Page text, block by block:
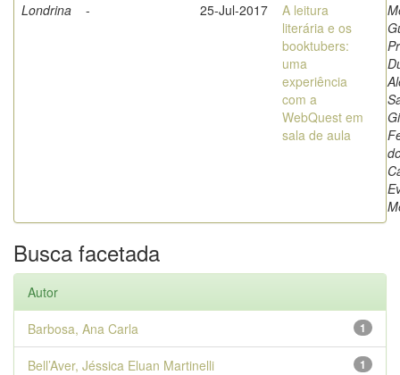
Londrina
- 25-Jul-2017
A leitura
literária e os
booktubers:
uma
experiência
com a
WebQuest em
sala de aula
Busca facetada
Autor
1
Barbosa, Ana Carla
1
Bell’Aver, Jéssica Eluan Martinelli